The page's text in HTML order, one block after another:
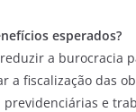
esperados?
a burocracia
a fiscalização das
e